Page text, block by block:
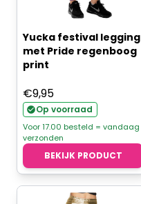
Yucka festival legging
met Pride regenboog
print
€9,95
Op voorraad
Voor 17.00 besteld = vandaag
verzonden
BEKIJK PRODUCT